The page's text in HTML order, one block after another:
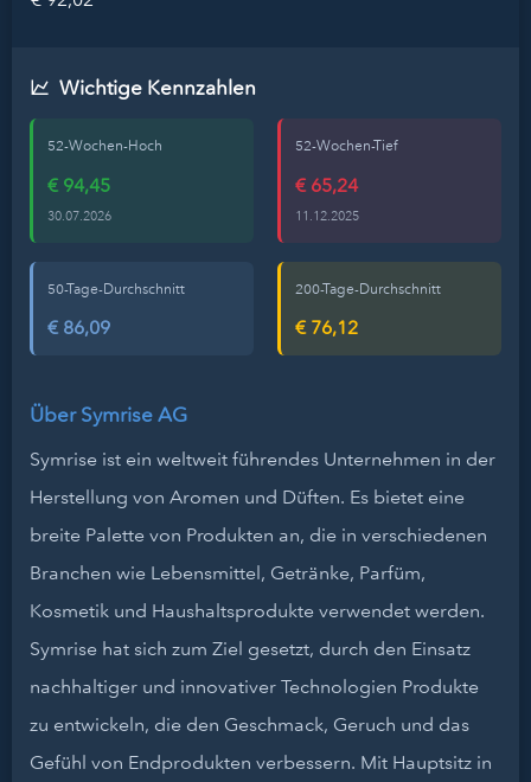
Wichtige Kennzahlen
52-Wochen-Hoch
€ 94,45
30.07.2026
52-Wochen-Tief
€ 65,24
11.12.2025
50-Tage-Durchschnitt
€ 86,09
200-Tage-Durchschnitt
€ 76,12
Über Symrise AG
Symrise ist ein weltweit führendes Unternehmen in der
Herstellung von Aromen und Düften. Es bietet eine
breite Palette von Produkten an, die in verschiedenen
Branchen wie Lebensmittel, Getränke, Parfüm,
Kosmetik und Haushaltsprodukte verwendet werden.
Symrise hat sich zum Ziel gesetzt, durch den Einsatz
nachhaltiger und innovativer Technologien Produkte
zu entwickeln, die den Geschmack, Geruch und das
Gefühl von Endprodukten verbessern. Mit Hauptsitz in